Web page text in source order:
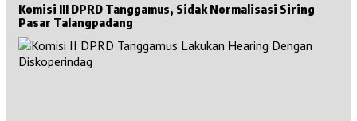
Komisi III DPRD Tanggamus, Sidak Normalisasi Siring
Pasar Talangpadang